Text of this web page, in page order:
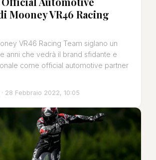
Mooney VR46 Racing
VR46 Racing Team siglano un
anni che vedrà il brand sfidante e
come official automotive partner
· 28 Febbraio 2022, 10:05